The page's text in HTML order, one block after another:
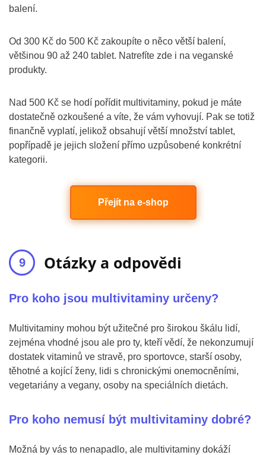
balení.
Od 300 Kč do 500 Kč zakoupíte o něco větší balení,
většinou 90 až 240 tablet. Natrefíte zde i na veganské
produkty.
Nad 500 Kč se hodí pořídit multivitaminy, pokud je máte
dostatečně ozkoušené a víte, že vám vyhovují. Pak se totiž
finančně vyplatí, jelikož obsahují větší množství tablet,
popřípadě je jejich složení přímo uzpůsobené konkrétní
kategorii.
Přejít na e-shop
Otázky a odpovědi
Pro koho jsou multivitaminy určeny?
Multivitaminy mohou být užitečné pro širokou škálu lidí,
zejména vhodné jsou ale pro ty, kteří vědí, že nekonzumují
dostatek vitaminů ve stravě, pro sportovce, starší osoby,
těhotné a kojící ženy, lidi s chronickými onemocněními,
vegetariány a vegany, osoby na speciálních dietách.
Pro koho nemusí být multivitaminy dobré?
Možná by vás to nenapadlo, ale multivitaminy dokáží